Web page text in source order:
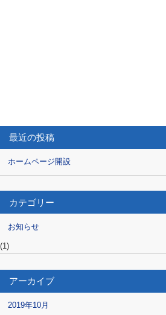
最近の投稿
ホームページ開設
カテゴリー
お知らせ
(1)
アーカイブ
2019年10月